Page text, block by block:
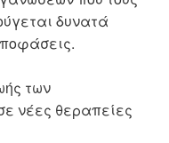
δυνατά
των
νέες θεραπείες